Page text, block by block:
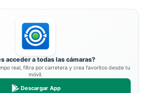
acceder a todas las cámaras?
real, filtra por carretera y crea favoritos desde tu
móvil.
Descargar App